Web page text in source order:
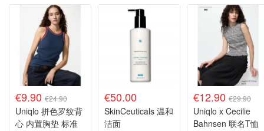
€9.90 €24.90
Uniqlo 拼色罗纹背
心 内置胸垫 标准
€50.00
SkinCeuticals 温和
洁面
€12.90 €29.90
Uniqlo x Cecilie
Bahnsen 联名T恤